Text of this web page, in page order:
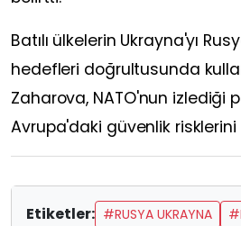
Batılı ülkelerin Ukrayna'yı
hedefleri doğrultusunda
Zaharova, NATO'nun izlediği
Avrupa'daki güvenlik risklerini
Etiketler: #RUSYA UKRAYNA